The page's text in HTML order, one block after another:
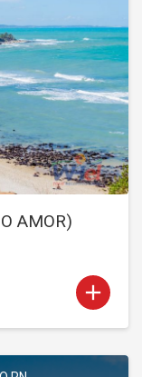
add
AMOR)